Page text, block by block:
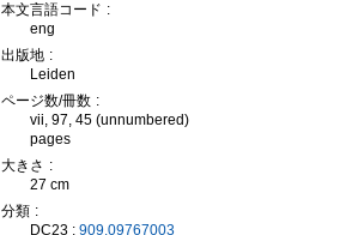
本文言語コード
eng
出版地
Leiden
ページ数/冊数
vii, 97, 45 (unnumbered)
pages
大きさ
27 cm
分類
DC23 : 909.09767003